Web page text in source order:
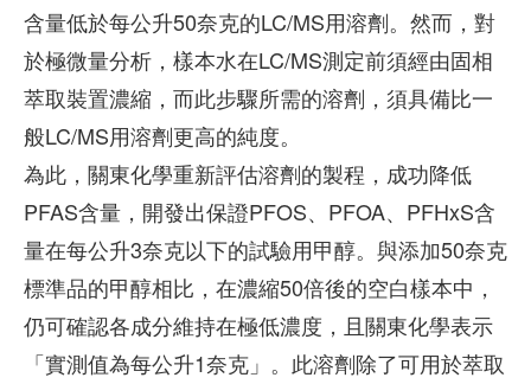
含量低於每公升50奈克的LC/MS用溶劑。然而，對
於極微量分析，樣本水在LC/MS測定前須經由固相
萃取裝置濃縮，而此步驟所需的溶劑，須具備比一
般LC/MS用溶劑更高的純度。
為此，關東化學重新評估溶劑的製程，成功降低
PFAS含量，開發出保證PFOS、PFOA、PFHxS含
量在每公升3奈克以下的試驗用甲醇。與添加50奈克
標準品的甲醇相比，在濃縮50倍後的空白樣本中，
仍可確認各成分維持在極低濃度，且關東化學表示
「實測值為每公升1奈克」。此溶劑除了可用於萃取